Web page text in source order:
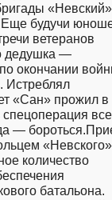
«Невский»
Еще будучи
ветеранов
дедушка —
окончании
Истреблял
«Сан» прожил в
спецоперация все
—
количество
батальона.